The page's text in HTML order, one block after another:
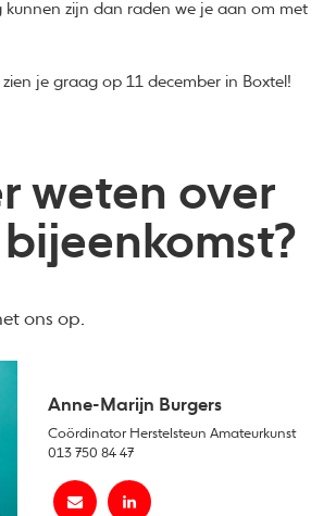
kunnen zijn dan raden we je aan om met
je graag op 11 december in Boxtel!
weten over
ons op.
Anne-Marijn Burgers
Coördinator Herstelsteun Amateurkunst
013 750 84 47